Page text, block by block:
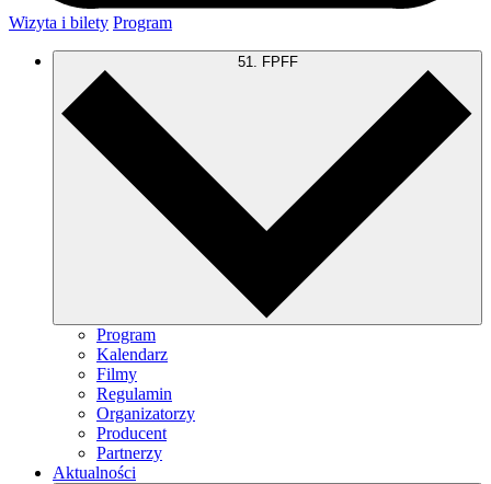
Wizyta i bilety Program
51. FPFF
Program
Kalendarz
Filmy
Regulamin
Organizatorzy
Producent
Partnerzy
Aktualności